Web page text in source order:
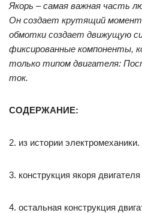
Якорь – самая важная часть
Он создает крутящий момент
обмотки создает движущую
фиксированные компоненты,
только типом двигателя:
ток.
СОДЕРЖАНИЕ:
2. из истории электромеханики.
3. конструкция якоря
4. остальная конструкция